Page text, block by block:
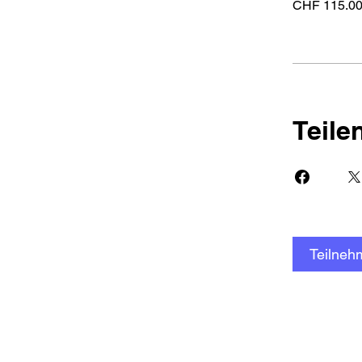
CHF 115.00